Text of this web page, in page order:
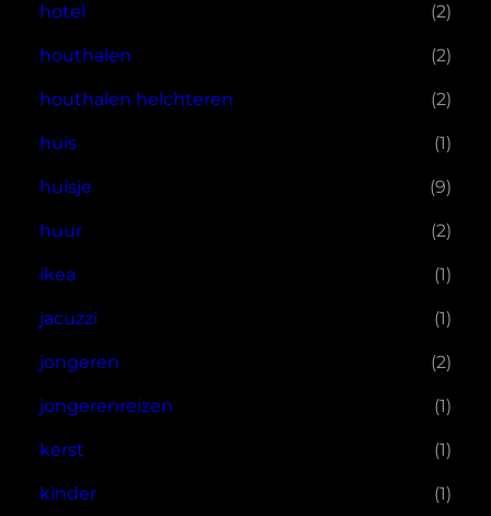
hotel (2)
houthalen (2)
houthalen helchteren (2)
huis (1)
huisje (9)
huur (2)
ikea (1)
jacuzzi (1)
jongeren (2)
jongerenreizen (1)
kerst (1)
kinder (1)